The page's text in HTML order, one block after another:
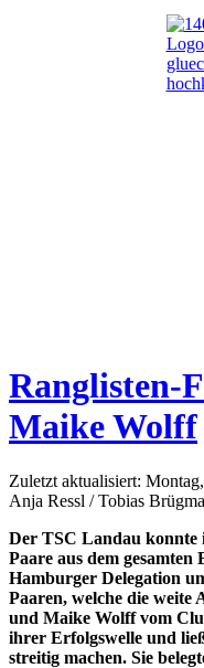
Ranglisten-
Maike Wolff
Zuletzt aktualisiert:
Anja Ressl / Tobias
Der TSC Landau konnte
Paare aus dem gesamten
Hamburger Delegation
Paaren, welche die weite
und Maike Wolff vom
ihrer Erfolgswelle und
streitig machen. Sie